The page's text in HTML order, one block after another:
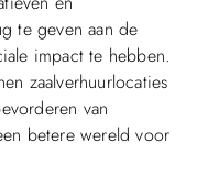
te geven aan de
impact te hebben.
zaalverhuurlocaties
van
betere wereld voor